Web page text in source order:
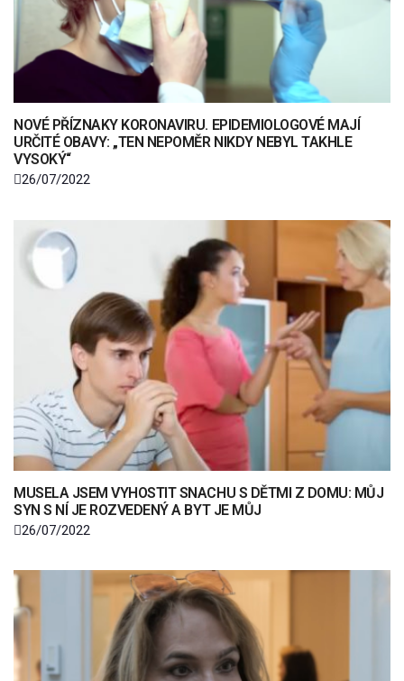
NOVÉ PŘÍZNAKY KORONAVIRU. EPIDEMIOLOGOVÉ MAJÍ
URČITÉ OBAVY: „TEN NEPOMĚR NIKDY NEBYL TAKHLE
VYSOKÝ“
26/07/2022
MUSELA JSEM VYHOSTIT SNACHU S DĚTMI Z DOMU: MŮJ
SYN S NÍ JE ROZVEDENÝ A BYT JE MŮJ
26/07/2022